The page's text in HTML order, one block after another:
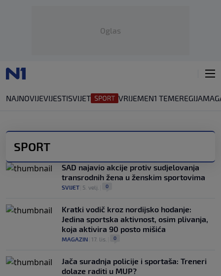
Oglas
NAJNOVIJEVIJESTISVIJET VRIJEMEN1 TEMEREGIJA
SPORT
SAD najavio akcije protiv sudjelovanja
transrodnih žena u ženskim sportovima
SVIJET 5. velj. 0
Kratki vodič kroz nordijsko hodanje:
Jedina sportska aktivnost, osim plivanja,
koja aktivira 90 posto mišića
MAGAZIN 17. lis. 0
Jača suradnja policije i sportaša: Treneri
dolaze raditi u MUP?